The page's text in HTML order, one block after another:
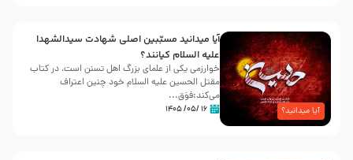
آیا میدانید؟
آیا میدانید مسبّبین اصلی شهادت سیدالشهدا
علیه ‌السلام کیانند؟
خوارزمی یکی از علمای بزرگ اهل تسنن است، در کتاب
مقتل الحسین علیه ‌السلام خود چنین اعتراف
می‌کند:فوَق...
۱۶ /۰۵/ ۱۴۰۵